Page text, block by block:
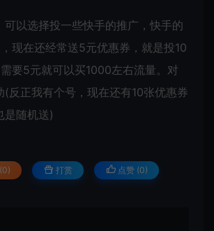
可以选择投一些快手的推广，快手的
现在还经常送5元优惠券，就是投10
要5元就可以买1000左右流量。对
(反正我有个号，现在还有10张优惠券
是随机送)
打赏 点赞 (0)